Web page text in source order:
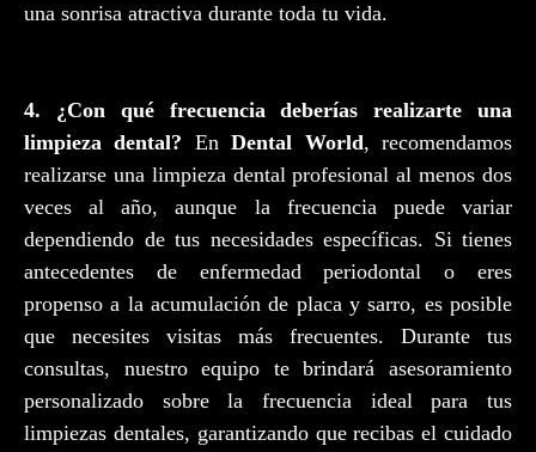
una sonrisa atractiva durante toda tu vida.
4. ¿Con qué frecuencia deberías realizarte una
limpieza dental? EnDental World, recomendamos
realizarse una limpieza dental profesional al menos dos
veces al año, aunque la frecuencia puede variar
dependiendo de tus necesidades específicas. Si tienes
antecedentes de enfermedad periodontal o eres
propenso a la acumulación de placa y sarro, es posible
que necesites visitas más frecuentes. Durante tus
consultas, nuestro equipo te brindará asesoramiento
personalizado sobre la frecuencia ideal para tus
limpiezas dentales, garantizando que recibas el cuidado